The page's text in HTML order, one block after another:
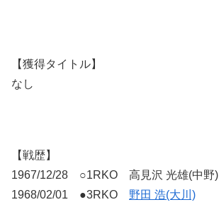
【獲得タイトル】
なし
【戦歴】
1967/12/28 ○1RKO 高見沢 光雄(中野)
1968/02/01 ●3RKO 野田 浩(大川)